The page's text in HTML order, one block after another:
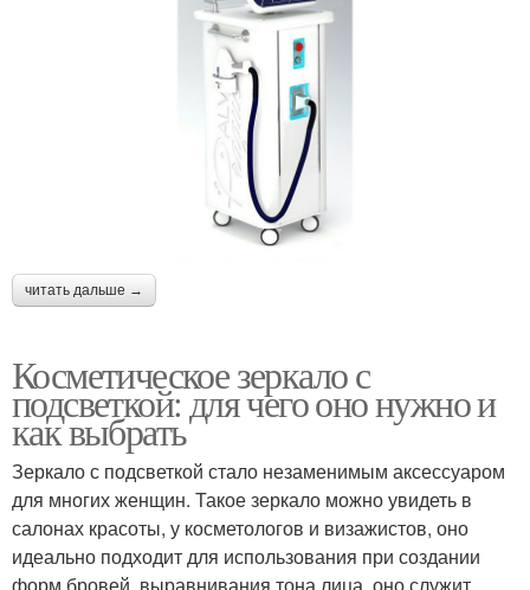
читать дальше →
Косметическое зеркало с
подсветкой: для чего оно нужно и
как выбрать
Зеркало с подсветкой стало незаменимым аксессуаром
для многих женщин. Такое зеркало можно увидеть в
салонах красоты, у косметологов и визажистов, оно
идеально подходит для использования при создании